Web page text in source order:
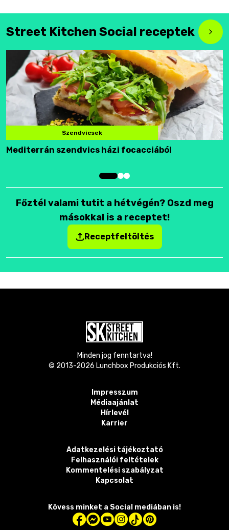
Street Kitchen Social receptek
Szendvicsek
Mediterrán szendvics házi focacciából
Főztél valami tutit a hétvégén? Oszd meg
másokkal is a receptet!
Receptfeltöltés
Minden jog fenntartva!
© 2013-2026 Lunchbox Produkciós Kft.
Impresszum
Médiaajánlat
Hírlevél
Karrier
Adatkezelési tájékoztató
Felhasználói feltételek
Kommentelési szabályzat
Kapcsolat
Kövess minket a Social mediában is!